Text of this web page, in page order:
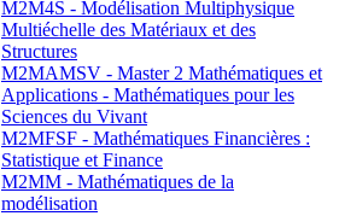
M2M4S - Modélisation Multiphysique
Multiéchelle des Matériaux et des
Structures
M2MAMSV - Master 2 Mathématiques et
Applications - Mathématiques pour les
Sciences du Vivant
M2MFSF - Mathématiques Financières :
Statistique et Finance
M2MM - Mathématiques de la
modélisation